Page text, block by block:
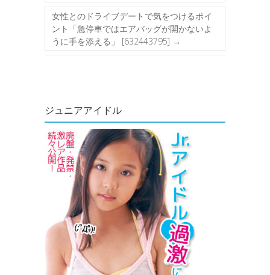
女性とのドライブデートで気をつけるポイ
ント「急停車ではエアバッグが開かないよ
うに手を添える」 [632443795] →
ジュニアアイドル